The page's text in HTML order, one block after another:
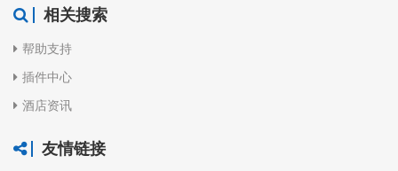
相关搜索
帮助支持
插件中心
酒店资讯
友情链接